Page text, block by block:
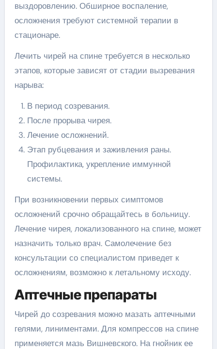
выздоровлению. Обширное воспаление,
осложнения требуют системной терапии в
стационаре.
Лечить чирей на спине требуется в несколько
этапов, которые зависят от стадии вызревания
нарыва:
В период созревания.
После прорыва чирея.
Лечение осложнений.
Этап рубцевания и заживления раны.
Профилактика, укрепление иммунной
системы.
При возникновении первых симптомов
осложнений срочно обращайтесь в больницу.
Лечение чирея, локализованного на спине, может
назначить только врач. Самолечение без
консультации со специалистом приведет к
осложнениям, возможно к летальному исходу.
Аптечные препараты
Чирей до созревания можно мазать аптечными
гелями, линиментами. Для компрессов на спине
применяется мазь Вишневского. На гнойник ее